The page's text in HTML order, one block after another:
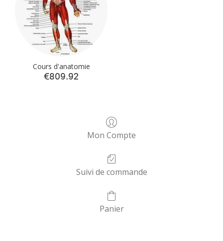
Cours d'anatomie
€809.92
Mon Compte
Suivi de commande
Panier